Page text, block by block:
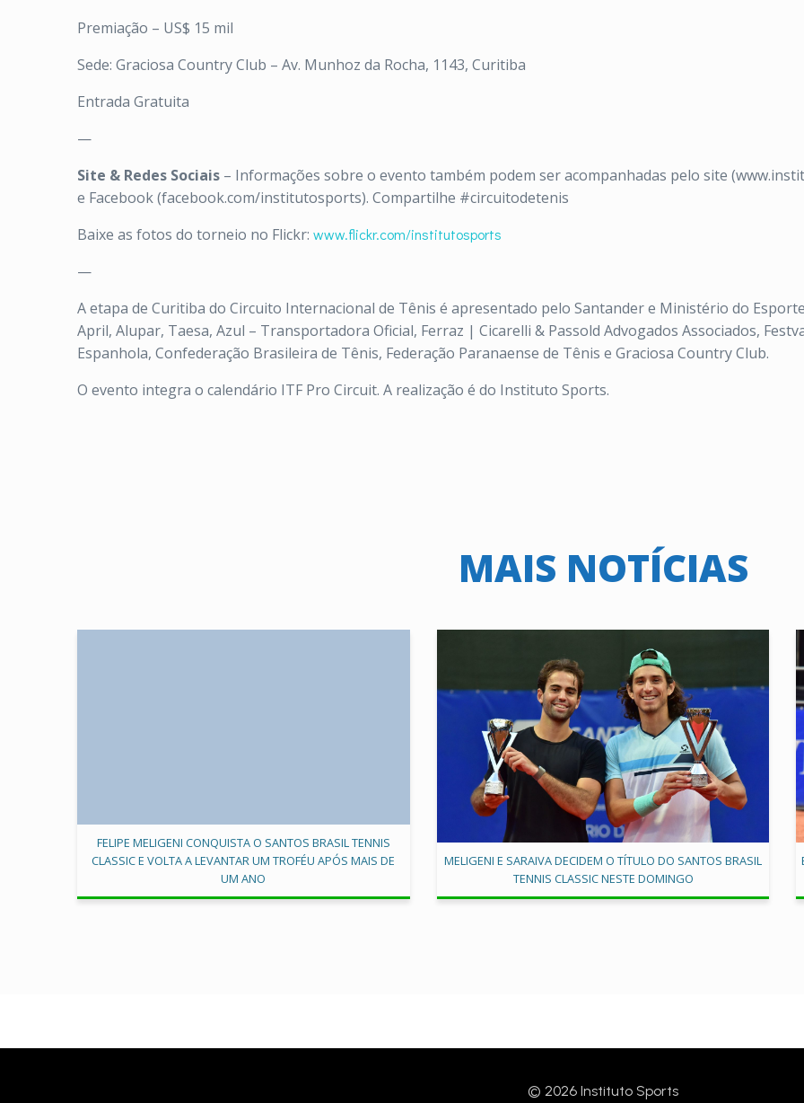
Premiação – US$ 15 mil
Sede: Graciosa Country Club – Av. Munhoz da Rocha, 1143, Curitiba
Entrada Gratuita
—
Site & Redes Sociais – Informações sobre o evento também podem ser acompanhadas pelo site
e Facebook (facebook.com/institutosports). Compartilhe #circuitodetenis
Baixe as fotos do torneio no Flickr: www.flickr.com/institutosports
—
A etapa de Curitiba do Circuito Internacional de Tênis é apresentado pelo Santander e Ministério do
April, Alupar, Taesa, Azul – Transportadora Oficial, Ferraz | Cicarelli & Passold Advogados Associados,
Espanhola, Confederação Brasileira de Tênis, Federação Paranaense de Tênis e Graciosa Country Club.
O evento integra o calendário ITF Pro Circuit. A realização é do Instituto Sports.
MAIS NOTÍCIAS
FELIPE MELIGENI CONQUISTA O SANTOS BRASIL TENNIS
CLASSIC E VOLTA A LEVANTAR UM TROFÉU APÓS MAIS DE
UM ANO
MELIGENI E SARAIVA DECIDEM O TÍTULO DO SANTOS BRASIL
TENNIS CLASSIC NESTE DOMINGO
© 2026 Instituto Sports